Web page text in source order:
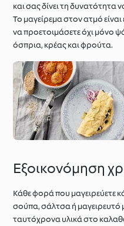
και σας δίνει τη δυνατότητα
Το μαγείρεμα στον ατμό είναι
να προετοιμάσετε όχι μόνο
όσπρια, κρέας και φρούτα.
Εξοικονόμηση
Κάθε φορά που μαγειρεύετε
σούπα, σάλτσα ή μαγειρευτό
ταυτόχρονα υλικά στο